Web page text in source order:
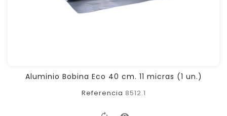
Aluminio Bobina Eco 40 cm. 11 micras (1 un.)
Referencia 8512.1